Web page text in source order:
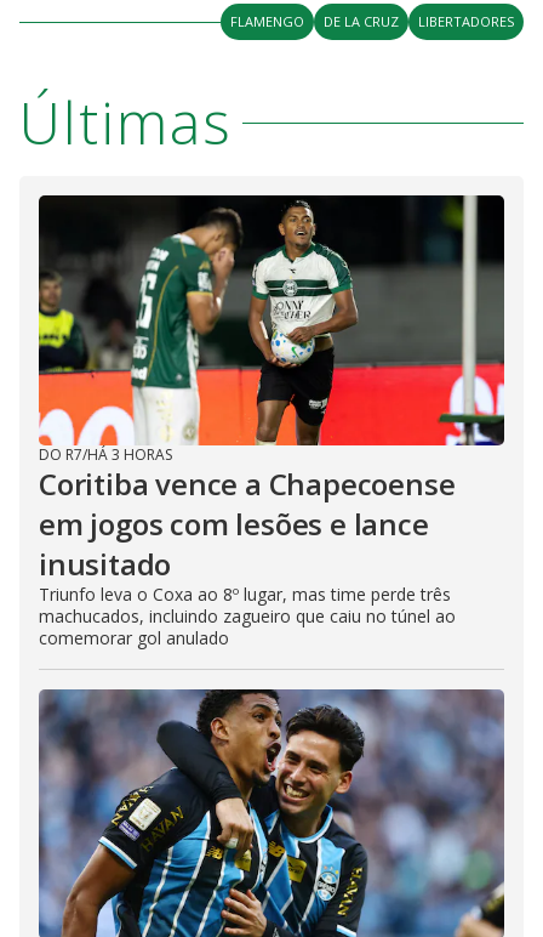
FLAMENGO DE LA CRUZ LIBERTADORES
Últimas
DO R7/HÁ 3 HORAS
Coritiba vence a Chapecoense
em jogos com lesões e lance
inusitado
Triunfo leva o Coxa ao 8º lugar, mas time perde três
machucados, incluindo zagueiro que caiu no túnel ao
comemorar gol anulado